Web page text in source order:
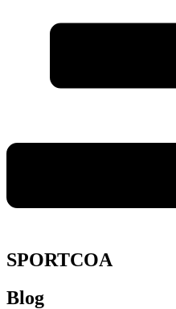
SPORTCOA
Blog